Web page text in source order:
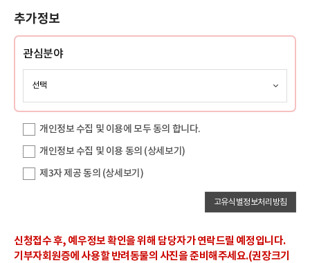
추가정보
관심분야
개인정보 수집 및 이용에 모두 동의 합니다.
개인정보 수집 및 이용 동의 (상세보기)
제3자 제공 동의 (상세보기)
고유식별정보처리방침
신청접수 후, 예우정보 확인을 위해 담당자가 연락드릴 예정입니다.
기부자회원증에 사용할 반려동물의 사진을 준비해주세요.(권장크기